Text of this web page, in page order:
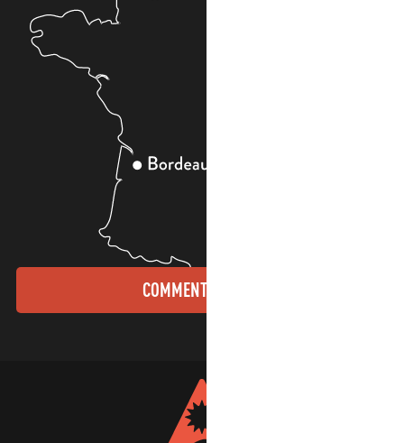
COMMENT VENIR ?